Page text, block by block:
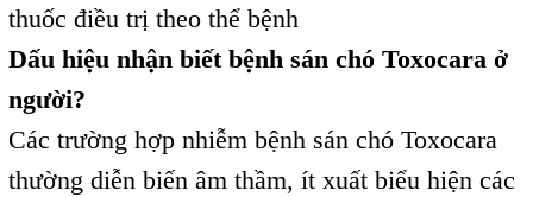
thuốc điều trị theo thể bệnh
Dấu hiệu nhận biết bệnh sán chó Toxocara ở
người?
Các trường hợp nhiễm bệnh sán chó Toxocara
thường diễn biến âm thầm, ít xuất biểu hiện các